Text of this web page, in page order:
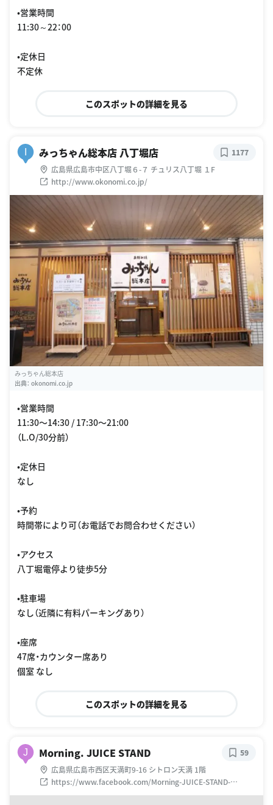
•営業時間
11:30～22：00
•定休日
不定休
このスポットの詳細を見る
I みっちゃん総本店 八丁堀店
広島県広島市中区八丁堀６-７ チュリス八丁堀 １F
http://www.okonomi.co.jp/
1177
みっちゃん総本店
出典： okonomi.co.jp
•営業時間
11:30〜14:30 / 17:30〜21:00
（L.O/30分前）
•定休日
なし
•予約
時間帯により可（お電話でお問合わせください）
•アクセス
八丁堀電停より徒歩5分
•駐車場
なし（近隣に有料パーキングあり）
•座席
47席・カウンター席あり
個室 なし
このスポットの詳細を見る
J Morning. JUICE STAND
広島県広島市西区天満町9-16 シトロン天満 1階
https://www.facebook.com/Morning-JUICE-STAND-
886095544843393/?fref=ts
59